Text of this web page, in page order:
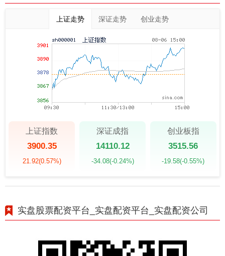
上证走势 深证走势 创业走势
上证指数
3900.35
21.92(0.57%)
深证成指
14110.12
-34.08(-0.24%)
创业板指
3515.56
-19.58(-0.55%)
实盘股票配资平台_实盘配资平台_实盘配资公司